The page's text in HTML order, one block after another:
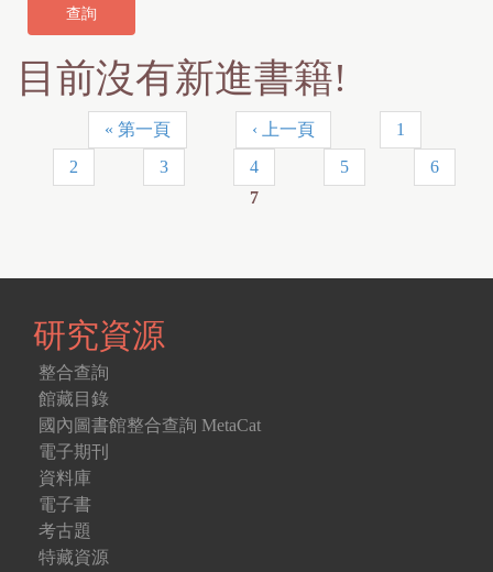
目前沒有新進書籍!
« 第一頁 ‹ 上一頁
1
2
3 4 5
6
7
研究資源
整合查詢
館藏目錄
國內圖書館整合查詢 MetaCat
電子期刊
資料庫
電子書
考古題
特藏資源